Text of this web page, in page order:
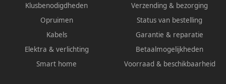
Klusbenodigdheden
Opruimen
Kabels
Elektra & verlichting
Smart home
Verzending & bezorging
Status van bestelling
Garantie & reparatie
Betaalmogelijkheden
Voorraad & beschikbaarheid